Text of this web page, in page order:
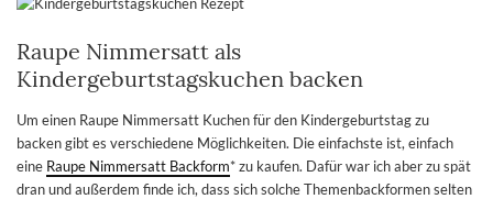
Raupe Nimmersatt als
Kindergeburtstagskuchen backen
Um einen Raupe Nimmersatt Kuchen für den Kindergeburtstag zu
backen gibt es verschiedene Möglichkeiten. Die einfachste ist, einfach
eine Raupe Nimmersatt Backform* zu kaufen. Dafür war ich aber zu spät
dran und außerdem finde ich, dass sich solche Themenbackformen selten